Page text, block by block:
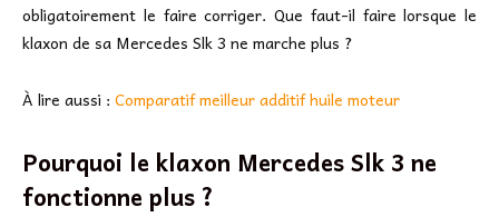
obligatoirement le faire corriger. Que faut-il faire lorsque le
klaxon de sa Mercedes Slk 3 ne marche plus ?
À lire aussi : Comparatif meilleur additif huile moteur
Pourquoi le klaxon Mercedes Slk 3 ne
fonctionne plus ?